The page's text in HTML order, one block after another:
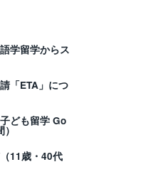
学留学からス
「ETA」につ
ども留学 Go
）
11歳・40代